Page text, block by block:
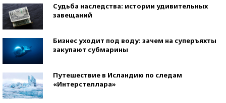
Судьба наследства: истории удивительных
завещаний
Бизнес уходит под воду: зачем на суперъяхты
закупают субмарины
Путешествие в Исландию по следам
«Интерстеллара»